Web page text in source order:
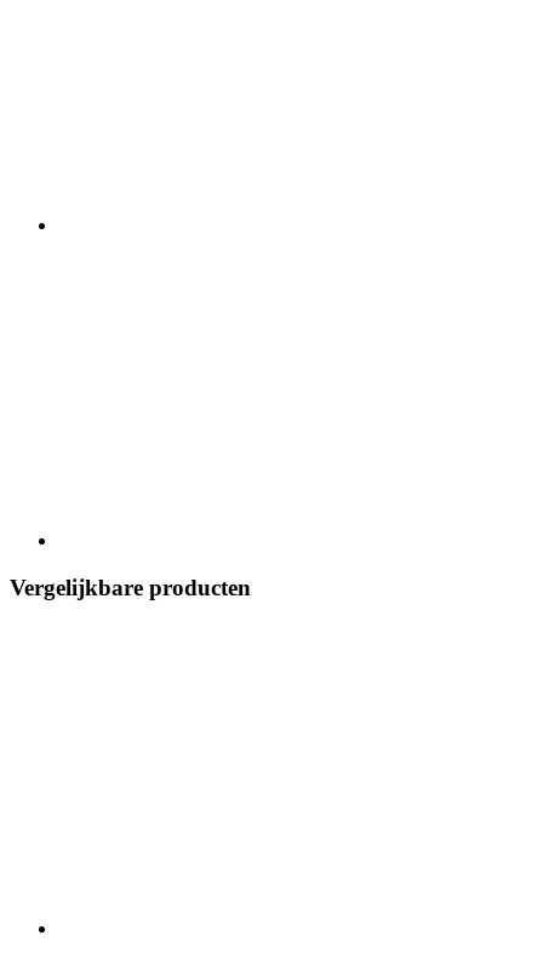
Vergelijkbare producten